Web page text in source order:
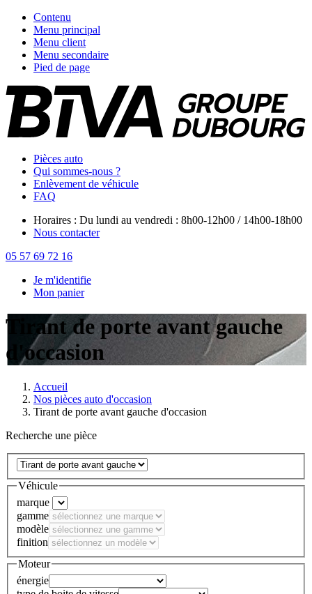
Contenu
Menu principal
Menu client
Menu secondaire
Pied de page
Pièces auto
Qui sommes-nous ?
Enlèvement de véhicule
FAQ
Horaires : Du lundi au vendredi : 8h00-12h00 / 14h00-18h00
Nous contacter
05 57 69 72 16
Je m'identifie
Mon panier
Tirant de porte avant gauche
d'occasion
Accueil
Nos pièces auto d'occasion
Tirant de porte avant gauche d'occasion
Recherche une pièce
Véhicule
marque
gamme
modèle
finition
Moteur
énergie